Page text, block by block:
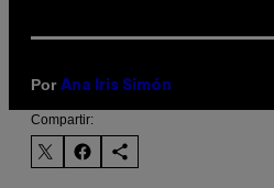
Por Ana Iris Simón
Compartir: